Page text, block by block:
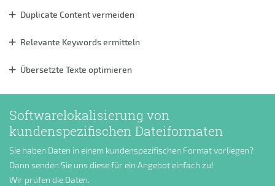
Duplicate Content vermeiden
Relevante Keywords ermitteln
Übersetzte Texte optimieren
Softwarelokalisierung von
kundenspezifischen Dateiformaten
Sie haben Daten in einem kundenspezifischen Format vorliegen?
Dann senden Sie uns diese für ein Angebot einfach zu!
Wir prüfen die Daten.